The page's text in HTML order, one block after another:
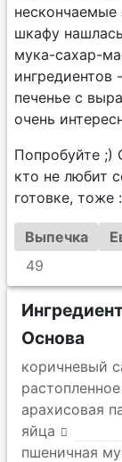
шкафу
мука-сахар-
ингредиентов
печенье с
очень
Попробуйте ;)
кто не любит
готовке, тоже
Выпечка
49
Основа
коричневый
арахисовая
яйца
пшеничная